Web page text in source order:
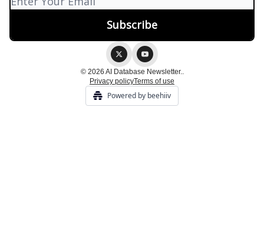
© 2026 AI Database Newsletter..
Privacy policyTerms of use
Powered by beehiiv